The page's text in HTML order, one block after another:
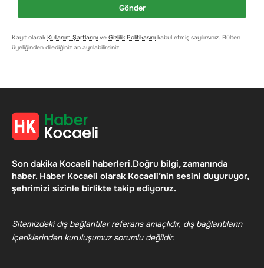
Gönder
Kayıt olarak Kullanım Şartlarını ve Gizlilik Politikasını kabul etmiş sayılırsınız. Bülten
üyeliğinden dilediğiniz an ayrılabilirsiniz.
Son dakika Kocaeli haberleri.Doğru bilgi, zamanında
haber. Haber Kocaeli olarak Kocaeli’nin sesini duyuruyor,
şehrimizi sizinle birlikte takip ediyoruz.
Sitemizdeki dış bağlantılar referans amaçlıdır, dış bağlantıların
içeriklerinden kuruluşumuz sorumlu değildir.